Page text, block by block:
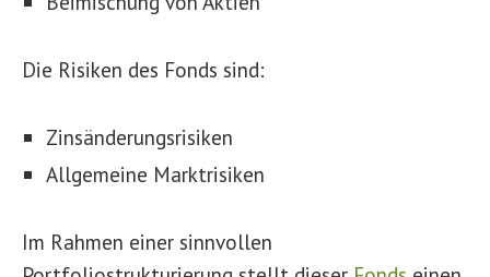
Die Risiken des Fonds sind:
Zinsänderungsrisiken
Allgemeine Marktrisiken
Im Rahmen einer sinnvollen